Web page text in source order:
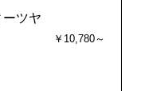
ーツヤ
￥10,780～